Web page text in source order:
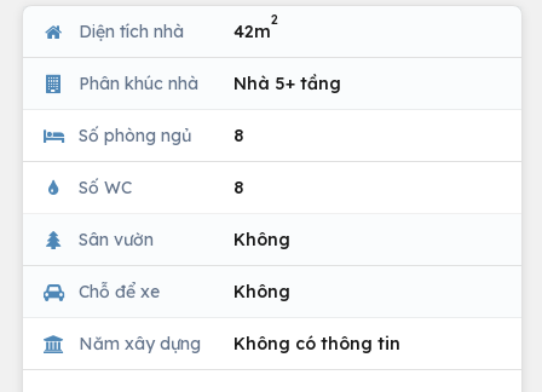
Diện tích nhà 42m
2
Phân khúc nhà Nhà 5+ tầng
Số phòng ngủ 8
Số WC 8
Sân vườn Không
Chỗ để xe Không
Năm xây dựng Không có thông tin